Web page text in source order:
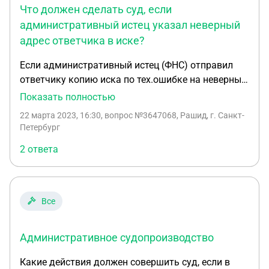
заявления ИФНС России по г. Балашихе
Московской области к М. В.Е. о взыскании
задолженности по налогу по делу No 2а-
рассмотрения, то есть до 11 января 2025 года.
Что это все значит? Объясните пожалуйста.
Что должен сделать суд, если
административный истец указал неверный
адрес ответчика в иске?
Если административный истец (ФНС) отправил
ответчику копию иска по тех.ошибке на неверный
адрес и это открылось уже после принятия иска,
указан также и в самом иске.
Показать полностью
22 марта 2023, 16:30, вопрос №3647068, Рашид, г. Санкт-
Петербург
2 ответа
Все
Административное судопроизводство
Какие действия должен совершить суд, если в